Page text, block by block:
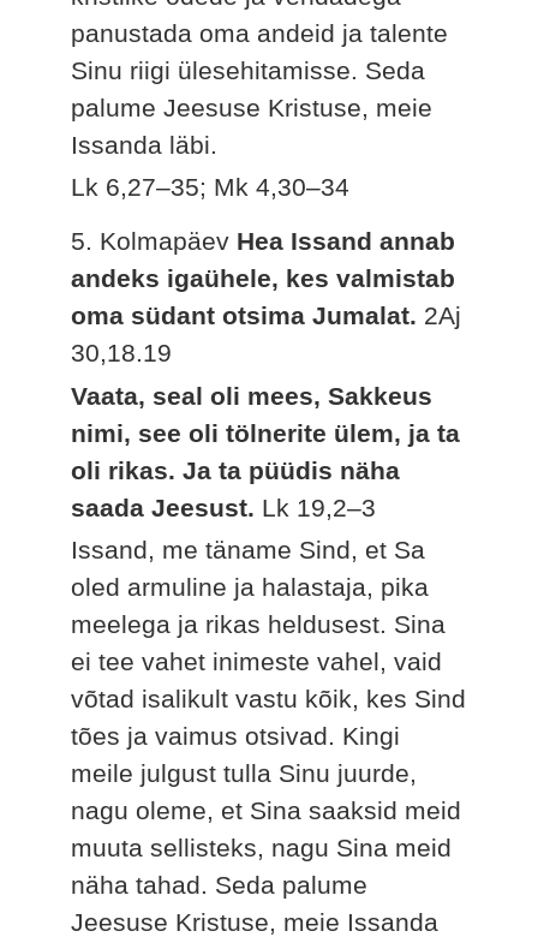
panustada oma andeid ja talente
Sinu riigi ülesehitamisse. Seda
palume Jeesuse Kristuse, meie
Issanda läbi.
Lk 6,27–35; Mk 4,30–34
5. Kolmapäev Hea Issand annab
andeks igaühele, kes valmistab
oma südant otsima Jumalat. 2Aj
30,18.19
Vaata, seal oli mees, Sakkeus
nimi, see oli tölnerite ülem, ja ta
oli rikas. Ja ta püüdis näha
saada Jeesust. Lk 19,2–3
Issand, me täname Sind, et Sa
oled armuline ja halastaja, pika
meelega ja rikas heldusest. Sina
ei tee vahet inimeste vahel, vaid
võtad isalikult vastu kõik, kes Sind
tões ja vaimus otsivad. Kingi
meile julgust tulla Sinu juurde,
nagu oleme, et Sina saaksid meid
muuta sellisteks, nagu Sina meid
näha tahad. Seda palume
Jeesuse Kristuse, meie Issanda